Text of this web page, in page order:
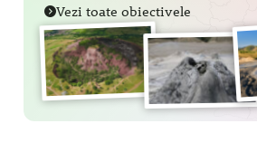
Vezi toate obiectivele